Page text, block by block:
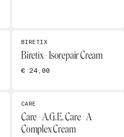
BIRETIX
Biretix - Isorepair Cream
€ 24,00
CARE
Care - A.G.E. Care - A
Complex Cream